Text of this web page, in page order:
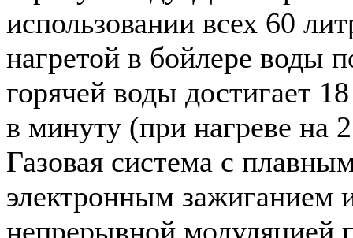
использовании всех 60
нагретой в бойлере воды
горячей воды достигает
в минуту (при нагреве на
Газовая система с
электронным зажиганием
непрерывной модуляцией